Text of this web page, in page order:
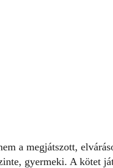
a megjátszott,
gyermeki. A kötet